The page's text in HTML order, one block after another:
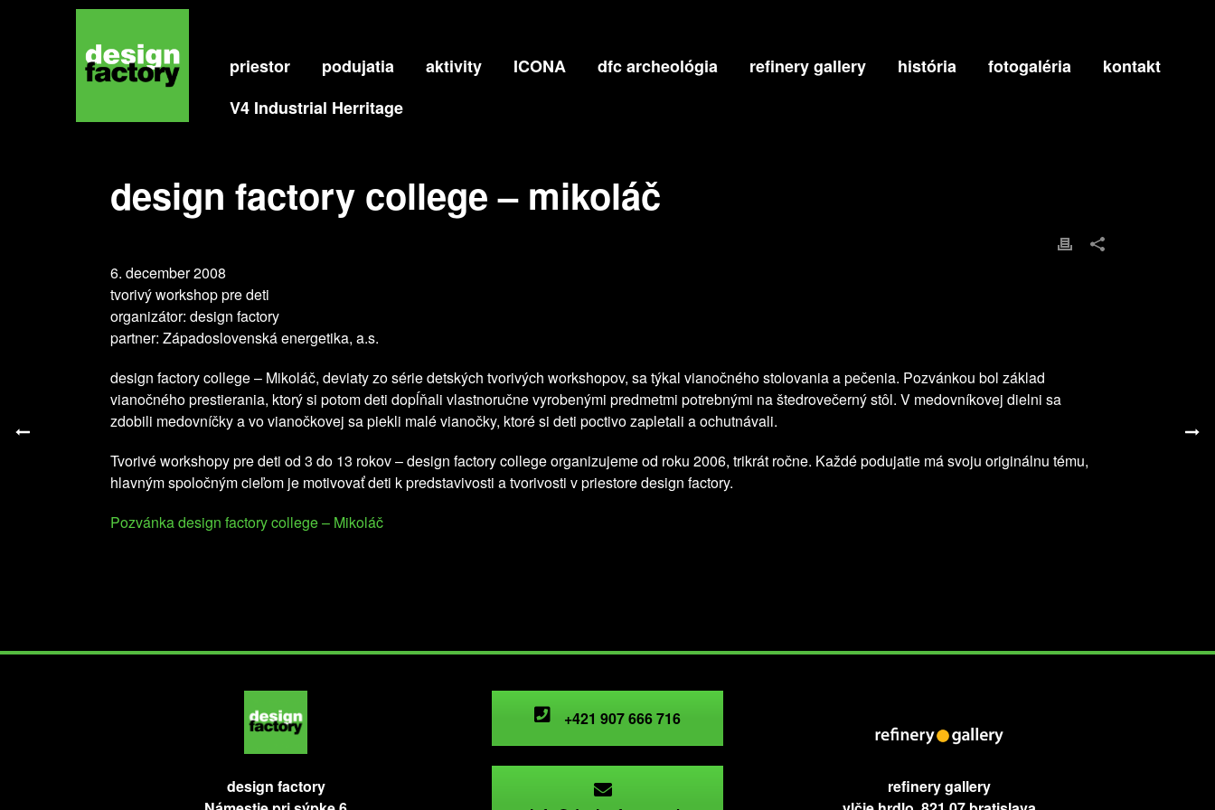
priestor podujatia aktivity ICONA dfc archeológia refinery gallery história fotogaléria
kontakt
V4 Industrial Herritage
DESIGN FACTORY COLLEGE – MIKOLÁČ
design factory college – mikoláč
6. december 2008
tvorivý workshop pre deti
organizátor: design factory
partner: Západoslovenská energetika, a.s.
design factory college – Mikoláč, deviaty zo série detských tvorivých workshopov, sa týkal vianočného stolovania a pečenia. Pozvánkou bol základ
vianočného prestierania, ktorý si potom deti dopĺňali vlastnoručne vyrobenými predmetmi potrebnými na štedrovečerný stôl. V medovníkovej dielni sa
zdobili medovníčky a vo vianočkovej sa piekli malé vianočky, ktoré si deti poctivo zapletali a ochutnávali.
Tvorivé workshopy pre deti od 3 do 13 rokov – design factory college organizujeme od roku 2006, trikrát ročne. Každé podujatie má svoju originálnu tému,
hlavným spoločným cieľom je motivovať deti k predstavivosti a tvorivosti v priestore design factory.
Pozvánka design factory college – Mikoláč
design factory
+421 907 666 716
refinery gallery